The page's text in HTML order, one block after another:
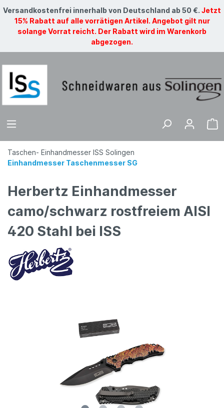
Versandkostenfrei innerhalb von Deutschland ab 50 €. Jetzt
15% Rabatt auf alle vorrätigen Artikel. Angebot gilt nur
solange Vorrat reicht. Der Rabatt wird im Warenkorb
abgezogen.
Taschen- Einhandmesser ISS Solingen
Einhandmesser Taschenmesser SG
Herbertz Einhandmesser
camo/schwarz rostfreiem AISI
420 Stahl bei ISS